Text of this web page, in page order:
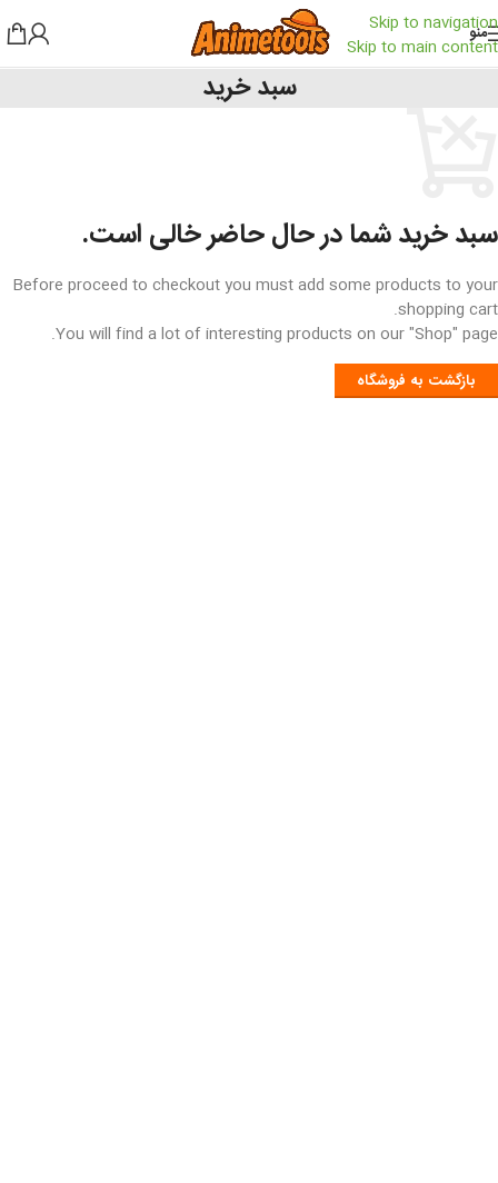
Skip to navigation
Skip to main content
منو
سبد خرید
سبد خرید شما در حال حاضر خالی است.
Before proceed to checkout you must add some products to your
shopping cart.
You will find a lot of interesting products on our "Shop" page.
بازگشت به فروشگاه